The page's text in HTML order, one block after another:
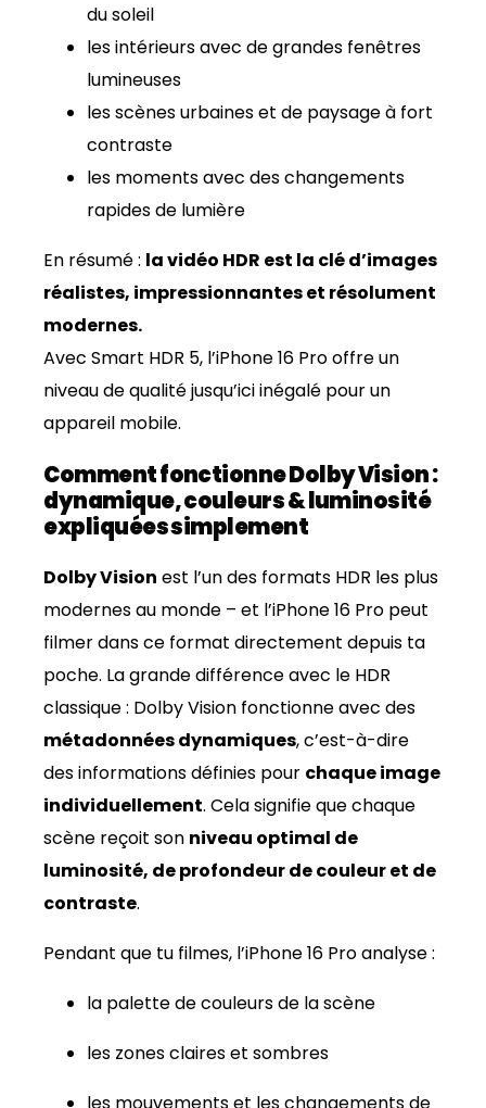
du soleil
les intérieurs avec de grandes fenêtres
lumineuses
les scènes urbaines et de paysage à fort
contraste
les moments avec des changements
rapides de lumière
En résumé : la vidéo HDR est la clé d’images
réalistes, impressionnantes et résolument
modernes.
Avec Smart HDR 5, l’iPhone 16 Pro offre un
niveau de qualité jusqu’ici inégalé pour un
appareil mobile.
Comment fonctionne Dolby Vision :
dynamique, couleurs & luminosité
expliquées simplement
Dolby Vision est l’un des formats HDR les plus
modernes au monde – et l’iPhone 16 Pro peut
filmer dans ce format directement depuis ta
poche. La grande différence avec le HDR
classique : Dolby Vision fonctionne avec des
métadonnées dynamiques, c’est-à-dire
des informations définies pour chaque image
individuellement. Cela signifie que chaque
scène reçoit son niveau optimal de
luminosité, de profondeur de couleur et de
contraste.
Pendant que tu filmes, l’iPhone 16 Pro analyse :
la palette de couleurs de la scène
les zones claires et sombres
les mouvements et les changements de